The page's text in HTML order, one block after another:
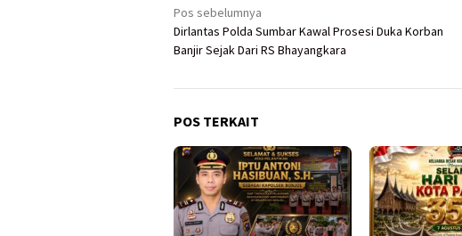
Navigasi
pos
Pos sebelumnya
Dirlantas Polda Sumbar Kawal Prosesi Duka Korban
Banjir Sejak Dari RS Bhayangkara
POS TERKAIT